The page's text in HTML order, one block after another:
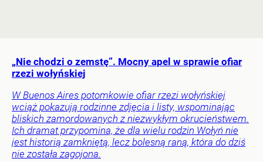
„Nie chodzi o zemstę”. Mocny apel w sprawie ofiar
rzezi wołyńskiej
W Buenos Aires potomkowie ofiar rzezi wołyńskiej
wciąż pokazują rodzinne zdjęcia i listy, wspominając
bliskich zamordowanych z niezwykłym okrucieństwem.
Ich dramat przypomina, że dla wielu rodzin Wołyń nie
jest historią zamkniętą, lecz bolesną raną, która do dziś
nie została zagojona.